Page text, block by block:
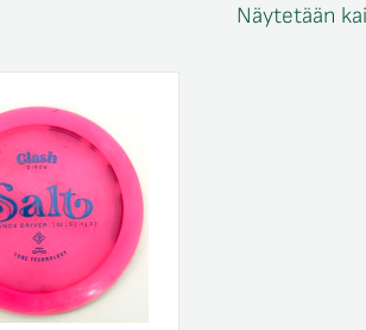
Näytetään